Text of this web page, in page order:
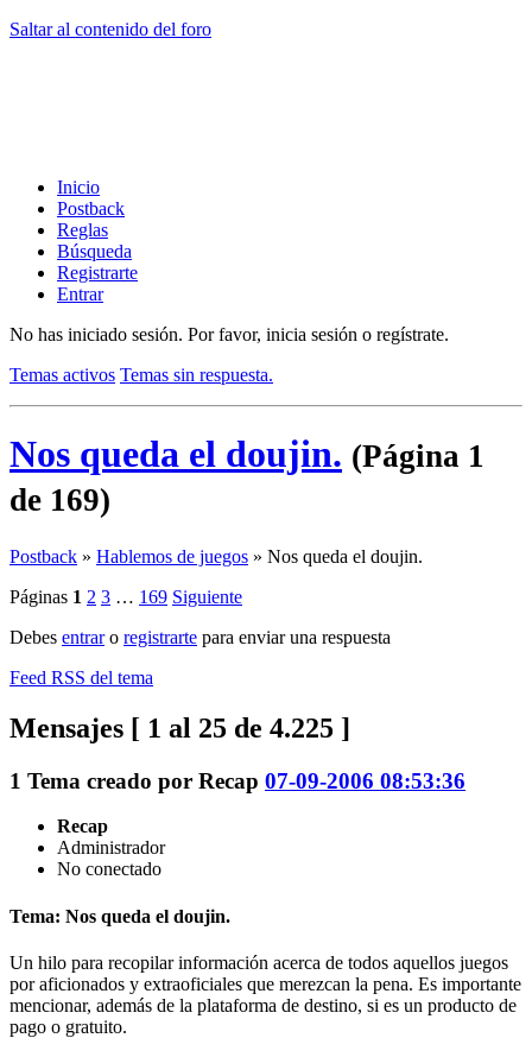
Saltar al contenido del foro
Inicio
Postback
Reglas
Búsqueda
Registrarte
Entrar
No has iniciado sesión. Por favor, inicia sesión o regístrate.
Temas activos Temas sin respuesta.
Nos queda el doujin. (Página 1
de 169)
Postback » Hablemos de juegos » Nos queda el doujin.
Páginas 1 2 3 … 169 Siguiente
Debes entraro registrarte para enviar una respuesta
Feed RSS del tema
Mensajes [ 1 al 25 de 4.225 ]
1 Tema creado por Recap 07-09-2006 08:53:36
Recap
Administrador
No conectado
Tema: Nos queda el doujin.
Un hilo para recopilar información acerca de todos aquellos juegos
por aficionados y extraoficiales que merezcan la pena. Es importante
mencionar, además de la plataforma de destino, si es un producto de
pago o gratuito.